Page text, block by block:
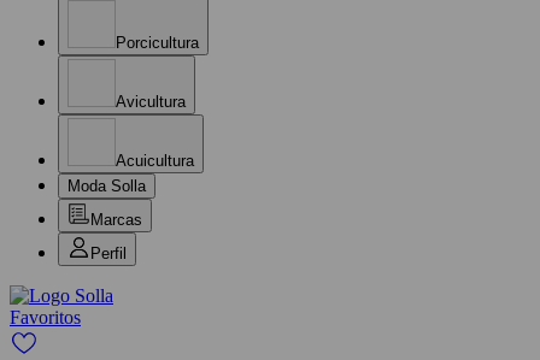
Porcicultura
Avicultura
Acuicultura
Moda Solla
Marcas
Perfil
Favoritos